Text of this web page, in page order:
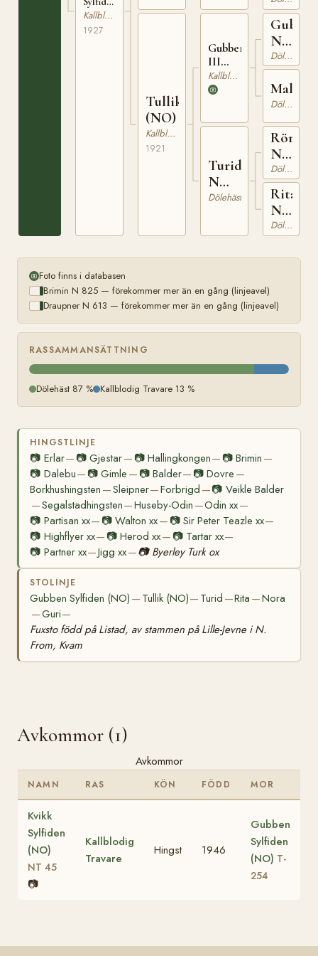
(NO)
T-254
Kallblodig Travare
1927
Tullik
(NO)
Kallblodig Travare
1921
Gubben
III
(NO)
T-47
Kallblodig Travare
Turid
N
8229
Dölehäst
52
Gubben
N
692
Dölehäst
Mally
Dölehäst
Rörek
N
925Dölehäst
Rita
N
5543
Dölehäst
Foto finns i databasen
Brimin N 825 — förekommer mer än en gång (linjeavel)
Draupner N 613 — förekommer mer än en gång (linjeavel)
RASSAMMANSÄTTNING
Dölehäst 87 % Kallblodig Travare 13 %
HINGSTLINJE
📷 Erlar— 📷Gjestar— 📷 Hallingkongen— 📷 Brimin —
📷 Dalebu— 📷Gimle — 📷 Balder— 📷 Dovre —
Borkhushingsten —Sleipner—Forbrigd —📷 Veikle Balder
—Segalstadhingsten—Huseby-Odin —Odin xx—
📷 Partisan xx— 📷Walton xx— 📷 Sir Peter Teazle xx—
📷 Highflyer xx— 📷Herod xx— 📷 Tartar xx—
📷 Partner xx—Jigg xx—📷 Byerley Turk ox
STOLINJE
Gubben Sylfiden (NO) — Tullik (NO)— Turid —Rita —Nora
—Guri—
Fuxsto född på Listad, av stammen på Lille-Jevne i N.
From, Kvam
Avkommor (1)
Avkommor
NAMN RAS KÖN FÖDD MOR
Kvikk
Sylfiden
(NO)
NT 45
📷
Kallblodig
Travare
Hingst 1946
Gubben
Sylfiden
(NO) T-
254